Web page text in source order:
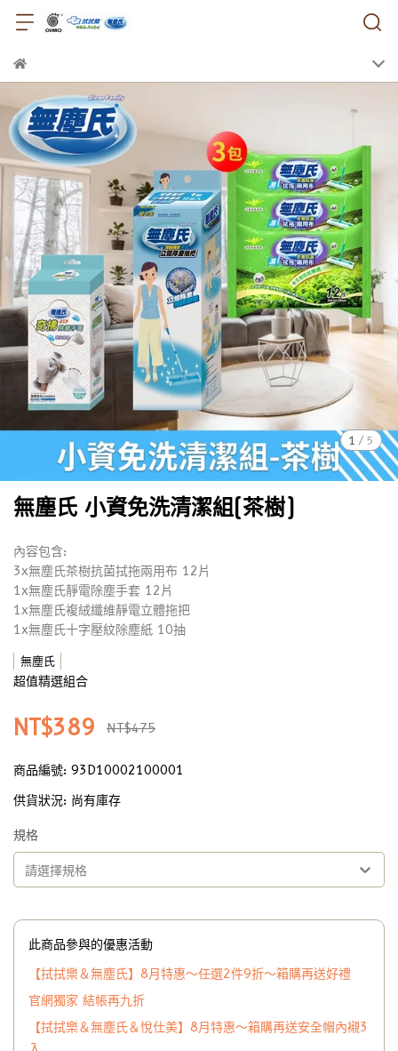
1 / 5
無塵氏 小資免洗清潔組(茶樹)
內容包含:
3x無塵氏茶樹抗菌拭拖兩用布 12片
1x無塵氏靜電除塵手套 12片
1x無塵氏複絨纖維靜電立體拖把
1x無塵氏十字壓紋除塵紙 10抽
無塵氏
超值精選組合
NT$389 NT$475
商品編號: 93D10002100001
供貨狀況: 尚有庫存
規格
請選擇規格
此商品參與的優惠活動
【拭拭樂＆無塵氏】8月特惠～任選2件9折～箱購再送好禮
官網獨家 結帳再九折
【拭拭樂＆無塵氏＆悅仕美】8月特惠～箱購再送安全帽內襯3